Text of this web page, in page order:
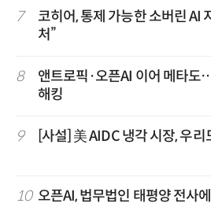
7
코히어, 통제 가능한 소버린 AI
처”
8
앤트로픽·오픈AI 이어 메타도
해킹
9 [사설] 美 AIDC 냉각 시장, 우리
10 오픈AI, 법무법인 태평양 전사